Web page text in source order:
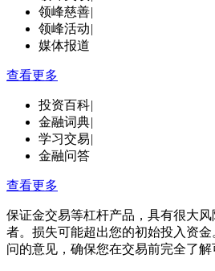
领峰慈善|
领峰活动|
媒体报道
查看更多
投资百科|
金融词典|
学习交易|
金融问答
查看更多
保证金交易等杠杆产品，具有很大
者。损失可能超出您的初始投入资
问的意见，确保您在交易前完全了解